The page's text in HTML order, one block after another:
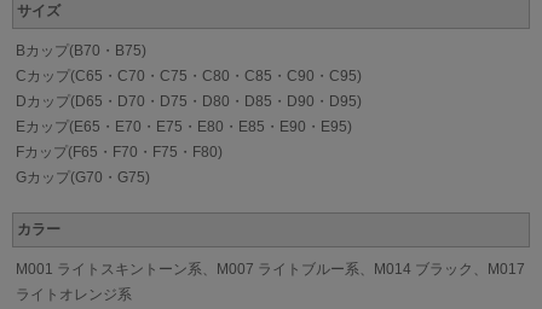
サイズ
Bカップ(B70・B75)
Cカップ(C65・C70・C75・C80・C85・C90・C95)
Dカップ(D65・D70・D75・D80・D85・D90・D95)
Eカップ(E65・E70・E75・E80・E85・E90・E95)
Fカップ(F65・F70・F75・F80)
Gカップ(G70・G75)
カラー
M001 ライトスキントーン系、M007 ライトブルー系、M014 ブラック、M017
ライトオレンジ系